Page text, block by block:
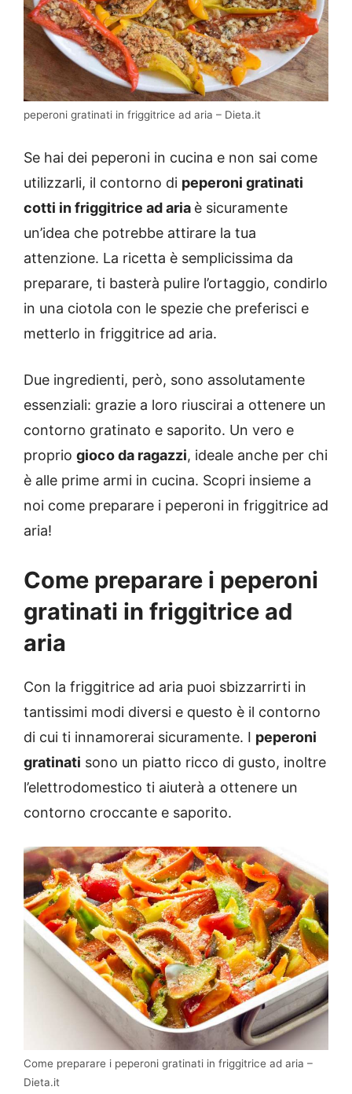
peperoni gratinati in friggitrice ad aria – Dieta.it
Se hai dei peperoni in cucina e non sai come
utilizzarli, il contorno di peperoni gratinati
cotti in friggitrice ad aria è sicuramente
un’idea che potrebbe attirare la tua
attenzione. La ricetta è semplicissima da
preparare, ti basterà pulire l’ortaggio, condirlo
in una ciotola con le spezie che preferisci e
metterlo in friggitrice ad aria.
Due ingredienti, però, sono assolutamente
essenziali: grazie a loro riuscirai a ottenere un
contorno gratinato e saporito. Un vero e
proprio gioco da ragazzi, ideale anche per chi
è alle prime armi in cucina. Scopri insieme a
noi come preparare i peperoni in friggitrice ad
aria!
Come preparare i peperoni
gratinati in friggitrice ad
aria
Con la friggitrice ad aria puoi sbizzarrirti in
tantissimi modi diversi e questo è il contorno
di cui ti innamorerai sicuramente. I peperoni
gratinati sono un piatto ricco di gusto, inoltre
l’elettrodomestico ti aiuterà a ottenere un
contorno croccante e saporito.
Come preparare i peperoni gratinati in friggitrice ad aria –
Dieta.it